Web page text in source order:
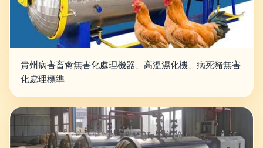
貴州病害畜禽無害化處理機器、高溫濕化機、病死豬無害
化處理標準